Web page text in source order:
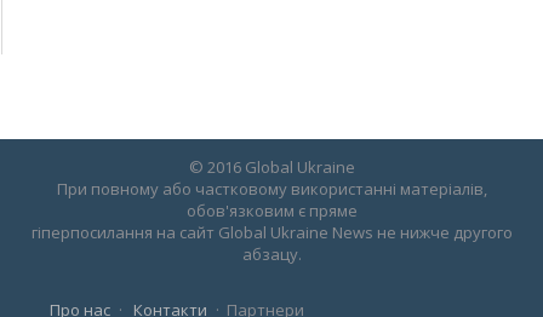
© 2016 Global Ukraine
При повному або частковому використанні матеріалів,
обов'язковим є пряме
гіперпосилання на сайт Global Ukraine News не нижче другого
абзацу.
Про нас Контакти Партнери